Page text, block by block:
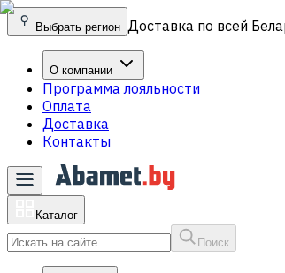
Выбрать регион Доставка по всей
О компании
Программа лояльности
Оплата
Доставка
Контакты
Каталог
Поиск